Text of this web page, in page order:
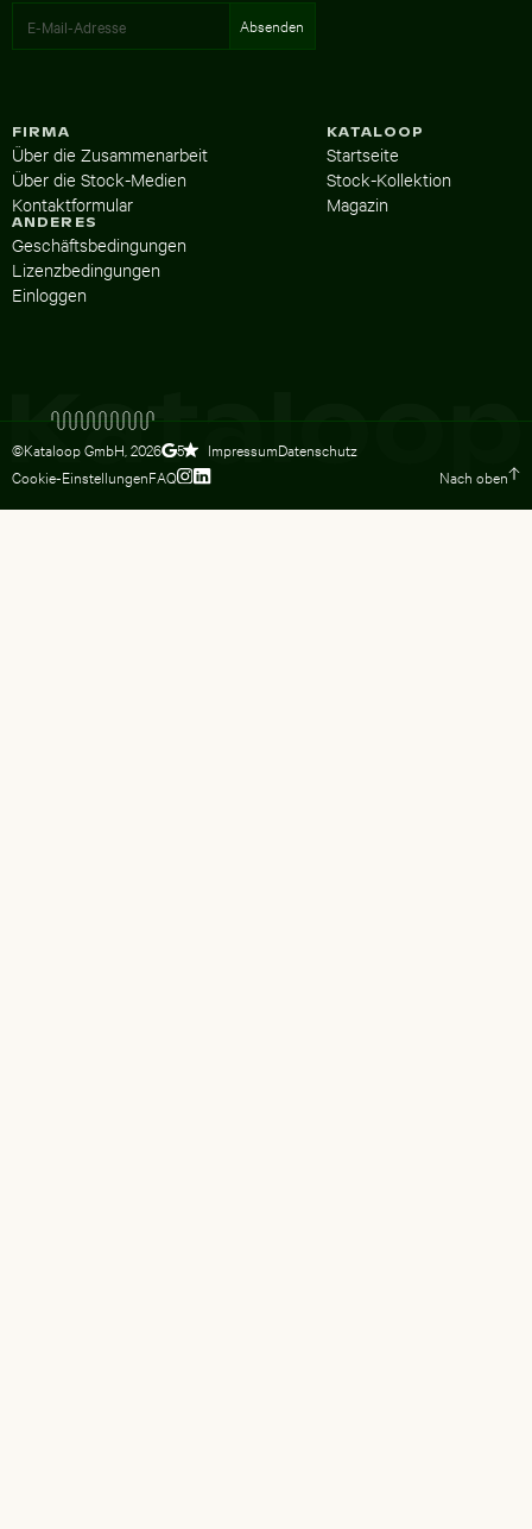
KATALOOP
Startseite
Stock-Kollektion
Magazin
FIRMA
Über die Zusammenarbeit
Über die Stock-Medien
Kontaktformular
ANDERES
Geschäftsbedingungen
Lizenzbedingungen
Einloggen
©Kataloop GmbH, 2026 5 ImpressumDatenschutz
Cookie-EinstellungenFAQ Nach oben